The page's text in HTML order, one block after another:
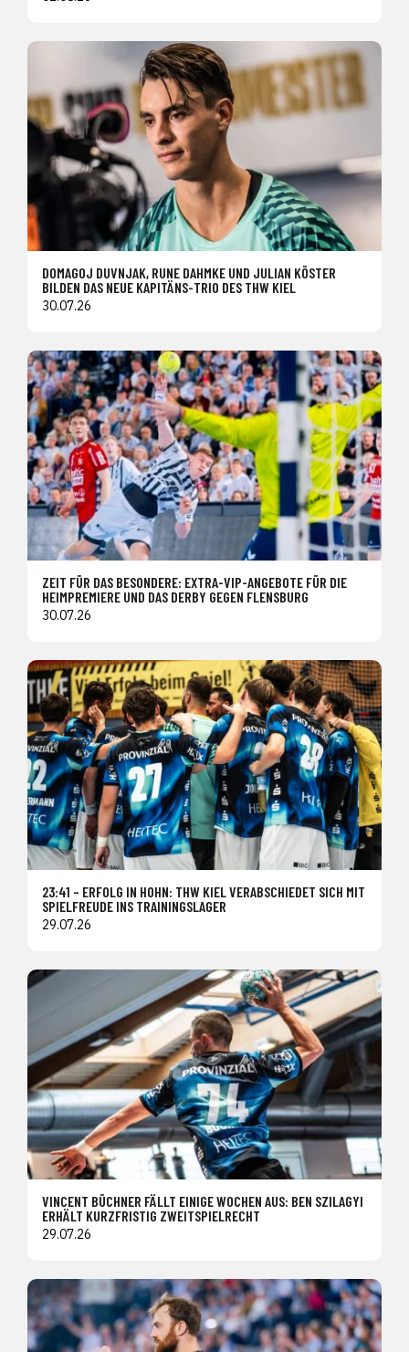
DOMAGOJ DUVNJAK, RUNE DAHMKE UND JULIAN KÖSTER
BILDEN DAS NEUE KAPITÄNS-TRIO DES THW KIEL
30.07.26
ZEIT FÜR DAS BESONDERE: EXTRA-VIP-ANGEBOTE FÜR DIE
HEIMPREMIERE UND DAS DERBY GEGEN FLENSBURG
30.07.26
23:41 – ERFOLG IN HOHN: THW KIEL VERABSCHIEDET SICH MIT
SPIELFREUDE INS TRAININGSLAGER
29.07.26
VINCENT BÜCHNER FÄLLT EINIGE WOCHEN AUS: BEN SZILAGYI
ERHÄLT KURZFRISTIG ZWEITSPIELRECHT
29.07.26